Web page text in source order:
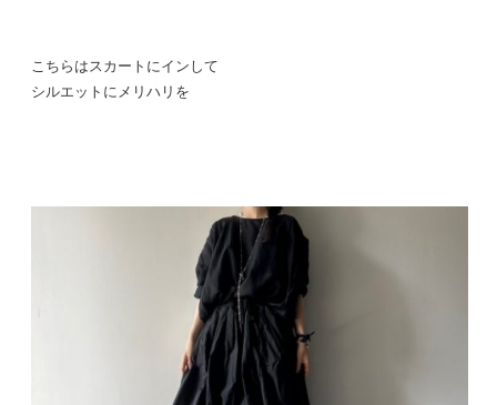
こちらはスカートにインして
シルエットにメリハリを